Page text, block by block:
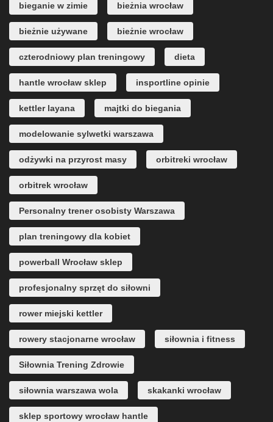
bieganie w zimie bieżnia wrocław
bieżnie używane bieżnie wrocław
czterodniowy plan treningowy dieta
hantle wrocław sklep insportline opinie
kettler layana majtki do biegania
modelowanie sylwetki warszawa
odżywki na przyrost masy orbitreki wrocław
orbitrek wrocław
Personalny trener osobisty Warszawa
plan treningowy dla kobiet
powerball Wrocław sklep
profesjonalny sprzęt do siłowni
rower miejski kettler
rowery stacjonarne wrocław siłownia i fitness
Siłownia Trening Zdrowie
siłownia warszawa wola skakanki wrocław
sklep sportowy wrocław hantle